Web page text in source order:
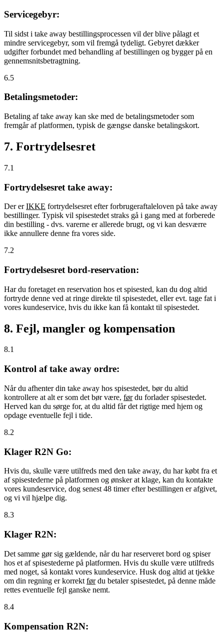
Servicegebyr:
Til sidst i take away bestillingsprocessen vil der blive pålagt et
mindre servicegebyr, som vil fremgå tydeligt. Gebyret dækker
udgifter forbundet med behandling af bestillingen og bygger på en
gennemsnitsbetragtning.
6.5
Betalingsmetoder:
Betaling af take away kan ske med de betalingsmetoder som
fremgår af platformen, typisk de gængse danske betalingskort.
7. Fortrydelsesret
7.1
Fortrydelsesret take away:
Der erIKKE fortrydelsesret efter forbrugeraftaleloven på take away
bestillinger. Typisk vil spisestedet straks gå i gang med at forberede
din bestilling - dvs. varerne er allerede brugt, og vi kan desværre
ikke annullere denne fra vores side.
7.2
Fortrydelsesret bord-reservation:
Har du foretaget en reservation hos et spisested, kan du dog altid
fortryde denne ved at ringe direkte til spisestedet, eller evt. tage fat i
vores kundeservice, hvis du ikke kan få kontakt til spisestedet.
8. Fejl, mangler og kompensation
8.1
Kontrol af take away ordre:
Når du afhenter din take away hos spisestedet, bør du altid
kontrollere at alt er som det bør være, førdu forlader spisestedet.
Herved kan du sørge for, at du altid får det rigtige med hjem og
opdage eventuelle fejl i tide.
8.2
Klager R2N Go:
Hvis du, skulle være utilfreds med den take away, du har købt fra et
af spisestederne på platformen og ønsker at klage, kan du kontakte
vores kundeservice, dog senest 48 timer efter bestillingen er afgivet,
og vi vil hjælpe dig.
8.3
Klager R2N:
Det samme gør sig gældende, når du har reserveret bord og spiser
hos et af spisestederne på platformen. Hvis du skulle være utilfreds
med noget, så kontakt vores kundeservice. Husk dog altid at tjekke
om din regning er korrekt førdu betaler spisestedet, på denne måde
rettes eventuelle fejl ganske nemt.
8.4
Kompensation R2N: